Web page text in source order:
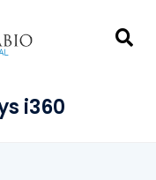
i360